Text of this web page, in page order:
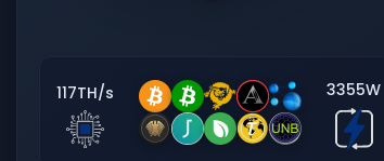
117TH/s 3355W